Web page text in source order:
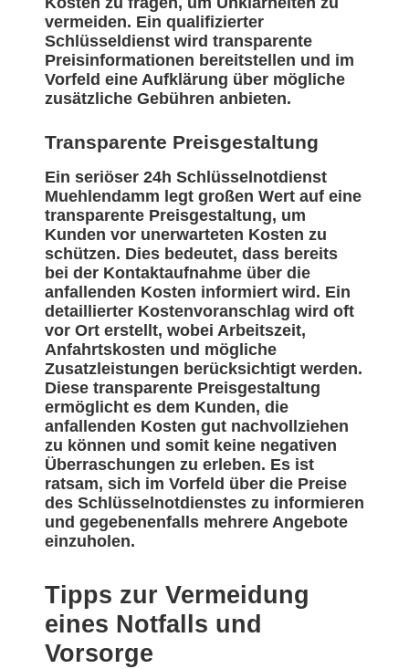
vermeiden. Ein qualifizierter
Schlüsseldienst wird transparente
Preisinformationen bereitstellen und im
Vorfeld eine Aufklärung über mögliche
zusätzliche Gebühren anbieten.
Transparente Preisgestaltung
Ein seriöser 24h Schlüsselnotdienst
Muehlendamm legt großen Wert auf eine
transparente Preisgestaltung, um
Kunden vor unerwarteten Kosten zu
schützen. Dies bedeutet, dass bereits
bei der Kontaktaufnahme über die
anfallenden Kosten informiert wird. Ein
detaillierter Kostenvoranschlag wird oft
vor Ort erstellt, wobei Arbeitszeit,
Anfahrtskosten und mögliche
Zusatzleistungen berücksichtigt werden.
Diese transparente Preisgestaltung
ermöglicht es dem Kunden, die
anfallenden Kosten gut nachvollziehen
zu können und somit keine negativen
Überraschungen zu erleben. Es ist
ratsam, sich im Vorfeld über die Preise
des Schlüsselnotdienstes zu informieren
und gegebenenfalls mehrere Angebote
einzuholen.
Tipps zur Vermeidung
eines Notfalls und
Vorsorge